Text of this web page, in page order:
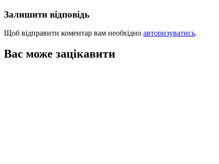
Залишити відповідь
Щоб відправити коментар вам необхідно авторизуватись.
Вас може зацікавити